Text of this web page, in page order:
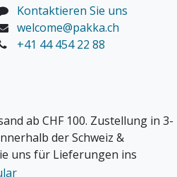
Kontaktieren Sie uns
welcome@pakka.ch
+41 44 454 22 88
ab CHF 100. Zustellung in 3-
der Schweiz &
uns für Lieferungen ins